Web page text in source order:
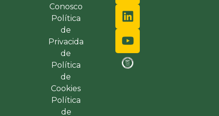
Conosco
Política
de
Privacida
de
Política
de
Cookies
Política
de